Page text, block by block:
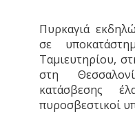
Πυρκαγιά
σε
Ταμιευτηρίου,
στη
κατάσβεσης
πυροσβεστικοί